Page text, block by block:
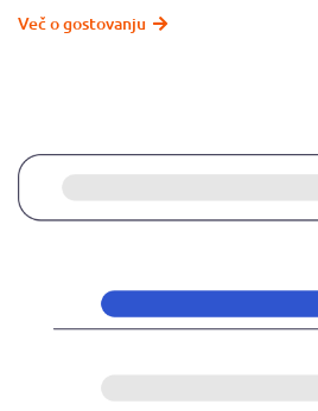
Več o gostovanju